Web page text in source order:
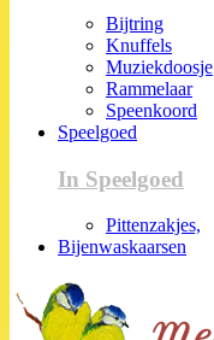
Bijtring
Knuffels
Muziekdoosje
Rammelaar
Speenkoord
Speelgoed
In Speelgoed
Pittenzakjes,
Bijenwaskaarsen